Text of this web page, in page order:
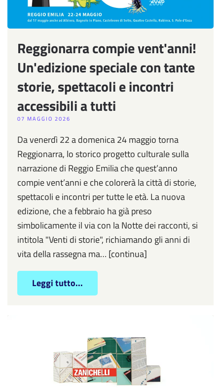
Reggionarra compie vent'anni!
Un'edizione speciale con tante
storie, spettacoli e incontri
accessibili a tutti
07 MAGGIO 2026
Da venerdì 22 a domenica 24 maggio torna
Reggionarra, lo storico progetto culturale sulla
narrazione di Reggio Emilia che quest’anno
compie vent’anni e che colorerà la città di storie,
spettacoli e incontri per tutte le età. La nuova
edizione, che a febbraio ha già preso
simbolicamente il via con la Notte dei racconti, si
intitola "Venti di storie", richiamando gli anni di
vita della rassegna ma… [continua]
Leggi tutto...